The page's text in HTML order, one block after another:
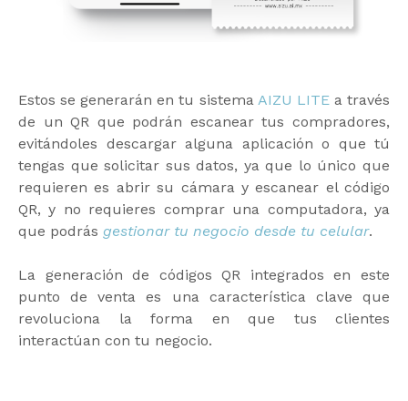
Estos se generarán en tu sistema AIZU LITEa través
de un QR que podrán escanear tus compradores,
evitándoles descargar alguna aplicación o que tú
tengas que solicitar sus datos, ya que lo único que
requieren es abrir su cámara y escanear el código
QR, y no requieres comprar una computadora, ya
que podrás gestionar tu negocio desde tu celular.
La generación de códigos QR integrados en este
punto de venta es una característica clave que
revoluciona la forma en que tus clientes
interactúan con tu negocio.